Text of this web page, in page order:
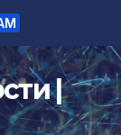
|